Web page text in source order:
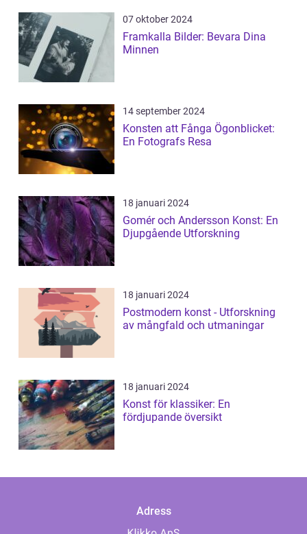
07 oktober 2024
Framkalla Bilder: Bevara Dina
Minnen
14 september 2024
Konsten att Fånga Ögonblicket:
En Fotografs Resa
18 januari 2024
Gomér och Andersson Konst: En
Djupgående Utforskning
18 januari 2024
Postmodern konst - Utforskning
av mångfald och utmaningar
18 januari 2024
Konst för klassiker: En
fördjupande översikt
Adress